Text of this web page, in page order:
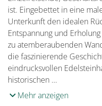
ist. Eingebettet in eine
Unterkunft den idealen
Entspannung und
zu atemberaubenden
die faszinierende
eindrucksvollen
historischen …
Mehr anzeigen